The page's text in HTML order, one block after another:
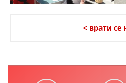
< врати се